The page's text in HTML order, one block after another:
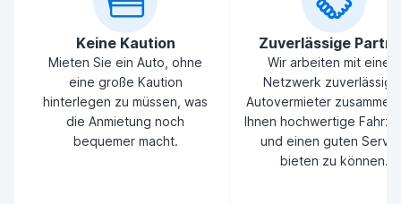
Keine Kaution
Mieten Sie ein Auto, ohne
eine große Kaution
hinterlegen zu müssen, was
die Anmietung noch
bequemer macht.
Zuverlässige
Wir arbeiten mit einem
Netzwerk
Autovermieter
Ihnen hochwertige
und einen guten
bieten zu können.